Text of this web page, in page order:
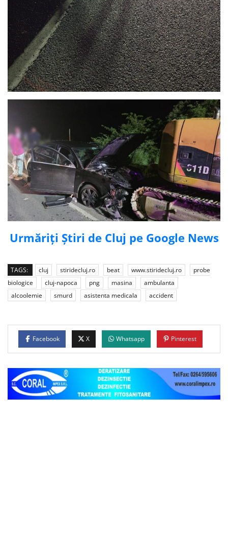
Urmăriți Știri de Cluj pe Google News
TAGS: cluj stiridecluj.ro beat www.stiridecluj.ro
probe
biologice
cluj-napoca png masina
ambulanta
alcoolemie
smurd asistenta medicala accident
Facebook X Whatsapp Pinterest